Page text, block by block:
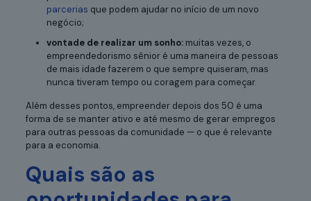
parcerias que podem ajudar no início de um novo
negócio;
vontade de realizar um sonho:muitas vezes, o
empreendedorismo sênior é uma maneira de pessoas
de mais idade fazerem o que sempre quiseram, mas
nunca tiveram tempo ou coragem para começar.
Além desses pontos, empreender depois dos 50 é uma
forma de se manter ativo e até mesmo de gerar empregos
para outras pessoas da comunidade — o que é relevante
para a economia.
Quais são as